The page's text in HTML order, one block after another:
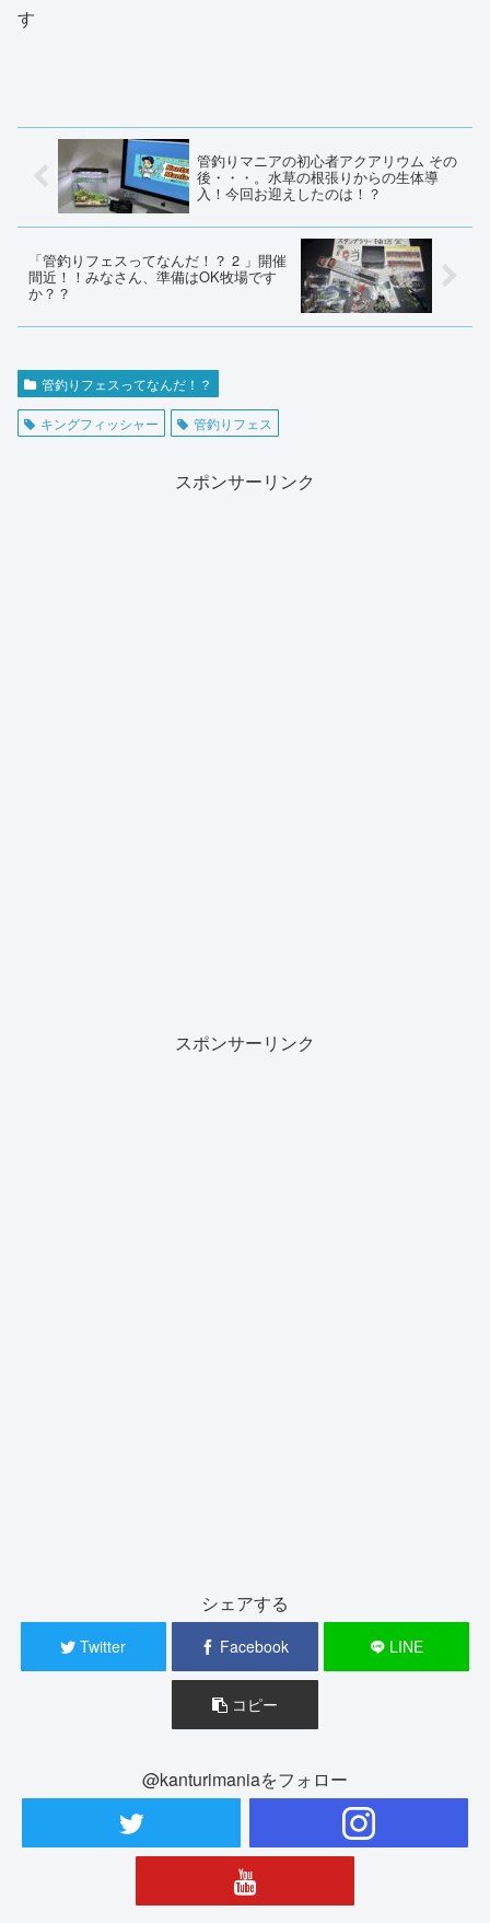
す
管釣りマニアの初心者アクアリウム その
後・・・。水草の根張りからの生体導
入！今回お迎えしたのは！？
「管釣りフェスってなんだ！？ 2 」開催
間近！！みなさん、準備はOK牧場です
か？？
管釣りフェスってなんだ！？
キングフィッシャー 管釣りフェス
スポンサーリンク
スポンサーリンク
シェアする
Twitter Facebook LINE
コピー
@kanturimaniaをフォロー